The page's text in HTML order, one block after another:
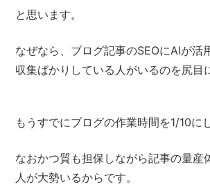
と思います。
なぜなら、ブログ記事のSEOにAIが活
収集ばかりしている人がいるのを尻目
もうすでにブログの作業時間を1/10にし
なおかつ質も担保しながら記事の量産
人が大勢いるからです。